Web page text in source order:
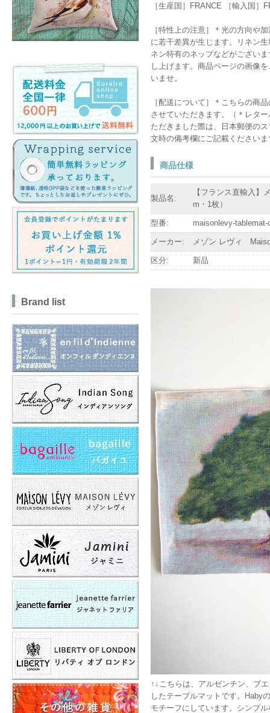
［生産国］FRANCE ［輸入国］
［特性上の注意］＊光の方向や
に若干差異が生じます。リネン
ネン特有のネップなどがござい
し上げます。商品ページの画像
いませ。
［配送について］＊こちらの商
させていただきます。（＊レタ
ただきました際は、日本郵便の
文時の備考欄にご記載ください
商品仕様
製品名:
【フランス直輸入
m・1枚）
型番: maisonlevy-tablemat-
メーカー: メゾン レヴィ
区分: 新品
↑↓こちらは、アルゼンチン、ブ
したテーブルマットです。Haby
モチーフにしています。シンプ
Brand list